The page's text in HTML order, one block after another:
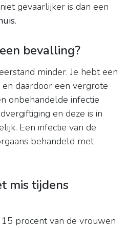
niet gevaarlijker is dan een
.
bevalling?
minder. Je hebt een
daardoor een vergrote
onbehandelde infectie
en deze is in
Een infectie van de
behandeld met
mis tijdens
procent van de vrouwen